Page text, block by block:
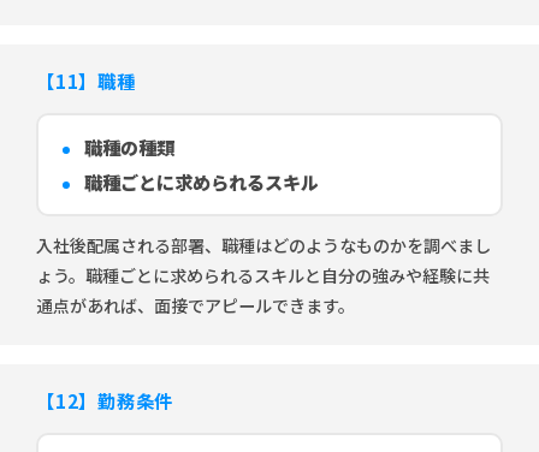
【11】職種
職種の種類
職種ごとに求められるスキル
入社後配属される部署、職種はどのようなものかを調べまし
ょう。職種ごとに求められるスキルと自分の強みや経験に共
通点があれば、面接でアピールできます。
【12】勤務条件